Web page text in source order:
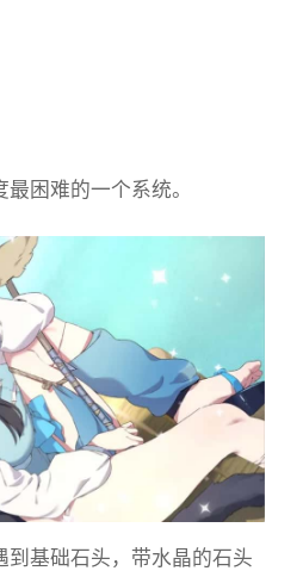
困难的一个系统。
到基础石头，带水晶的石头